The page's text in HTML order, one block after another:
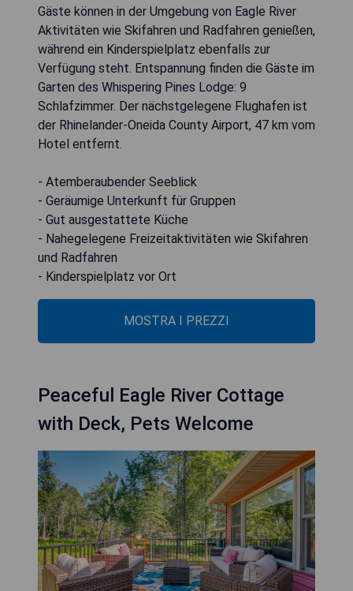
Gäste können in der Umgebung von Eagle River
Aktivitäten wie Skifahren und Radfahren genießen,
während ein Kinderspielplatz ebenfalls zur
Verfügung steht. Entspannung finden die Gäste im
Garten des Whispering Pines Lodge: 9
Schlafzimmer. Der nächstgelegene Flughafen ist
der Rhinelander-Oneida County Airport, 47 km vom
Hotel entfernt.
- Atemberaubender Seeblick
- Geräumige Unterkunft für Gruppen
- Gut ausgestattete Küche
- Nahegelegene Freizeitaktivitäten wie Skifahren
und Radfahren
- Kinderspielplatz vor Ort
MOSTRA I PREZZI
Peaceful Eagle River Cottage
with Deck, Pets Welcome